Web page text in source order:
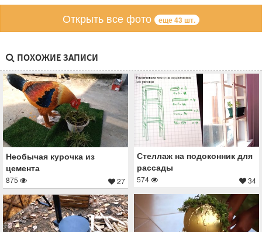
Открыть все фото еще 43 шт.
ПОХОЖИЕ ЗАПИСИ
Необычая курочка из
цемента
875 27
Стеллаж на подоконник для
рассады
574 34